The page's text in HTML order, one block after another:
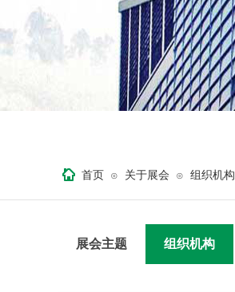
首页 ⊙ 关于展会 ⊙ 组织机构
展会主题 组织机构